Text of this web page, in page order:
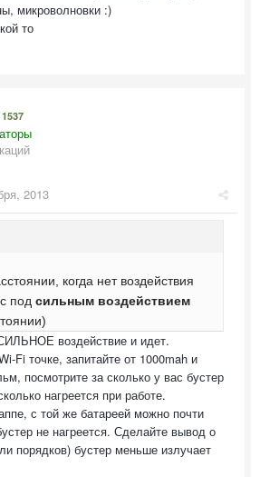
микроволновки :)
то
1537
2013
когда нет воздействия
под сильным воздействием
воздействие и идет.
Fi точке, запитайте от 1000mah и
посмотрите за сколько у вас бустер
нагреется при работе.
с той же батареей можно почти
не нагреется. Сделайте вывод о
порядков) бустер меньше излучает